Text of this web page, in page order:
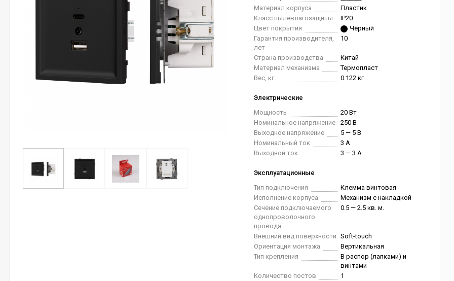
Материал корпуса
Пластик
Класс пылевлагозащиты
IP20
Цвет покрытия
Чёрный
Гарантия производителя,
лет
10
Страна производства
Китай
Материал механизма
Термопласт
Вес, кг.
0.122 кг
Электрические
Мощность
20 Вт
Номинальное напряжение
250 В
Выходное напряжение
5 — 5 В
Номинальный ток
3 А
Выходной ток
3 — 3 А
Эксплуатационные
Тип подключения
Клемма винтовая
Исполнение корпуса
Механизм с накладкой
Сечение подключаемого
однопроволочного
провода
0.5 — 2.5 кв. м.
Внешний вид поверхности
Soft-touch
Ориентация монтажа
Вертикальная
Тип крепления
В распор (лапками) и
винтами
Количество постов
1